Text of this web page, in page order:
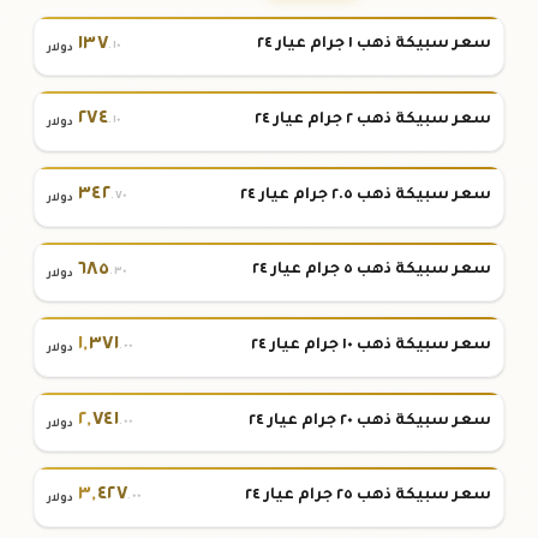
سعر سبيكة ذهب ١ جرام عيار ٢٤ ١٣٧.١٠ دولار
سعر سبيكة ذهب ٢ جرام عيار ٢٤ ٢٧٤.١٠ دولار
سعر سبيكة ذهب ٢.٥ جرام عيار ٢٤ ٣٤٢.٧٠ دولار
سعر سبيكة ذهب ٥ جرام عيار ٢٤ ٦٨٥.٣٠ دولار
سعر سبيكة ذهب ١٠ جرام عيار ٢٤ ١,٣٧١.٠٠ دولار
سعر سبيكة ذهب ٢٠ جرام عيار ٢٤ ٢,٧٤١.٠٠ دولار
سعر سبيكة ذهب ٢٥ جرام عيار ٢٤ ٣,٤٢٧.٠٠ دولار